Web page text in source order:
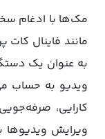
مک‌ها با ادغام
به عنوان یک
کارایی،